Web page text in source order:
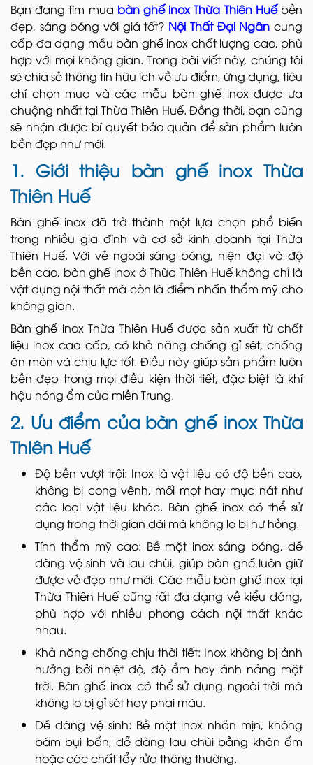
Bạn đang tìm mua bàn ghế inox Thừa Thiên Huếbền
đẹp, sáng bóng với giá tốt? Nội Thất Đại Ngân cung
cấp đa dạng mẫu bàn ghế inox chất lượng cao, phù
hợp với mọi không gian. Trong bài viết này, chúng tôi
sẽ chia sẻ thông tin hữu ích về ưu điểm, ứng dụng, tiêu
chí chọn mua và các mẫu bàn ghế inox được ưa
chuộng nhất tại Thừa Thiên Huế. Đồng thời, bạn cũng
sẽ nhận được bí quyết bảo quản để sản phẩm luôn
bền đẹp như mới.
1. Giới thiệu bàn ghế inox Thừa
Thiên Huế
Bàn ghế inox đã trở thành một lựa chọn phổ biến
trong nhiều gia đình và cơ sở kinh doanh tại Thừa
Thiên Huế. Với vẻ ngoài sáng bóng, hiện đại và độ
bền cao, bàn ghế inox ở Thừa Thiên Huế không chỉ là
vật dụng nội thất mà còn là điểm nhấn thẩm mỹ cho
không gian.
Bàn ghế inox Thừa Thiên Huế được sản xuất từ chất
liệu inox cao cấp, có khả năng chống gỉ sét, chống
ăn mòn và chịu lực tốt. Điều này giúp sản phẩm luôn
bền đẹp trong mọi điều kiện thời tiết, đặc biệt là khí
hậu nóng ẩm của miền Trung.
2. Ưu điểm của bàn ghế inox Thừa
Thiên Huế
Độ bền vượt trội: Inox là vật liệu có độ bền cao,
không bị cong vênh, mối mọt hay mục nát như
các loại vật liệu khác. Bàn ghế inox có thể sử
dụng trong thời gian dài mà không lo bị hư hỏng.
Tính thẩm mỹ cao: Bề mặt inox sáng bóng, dễ
dàng vệ sinh và lau chùi, giúp bàn ghế luôn giữ
được vẻ đẹp như mới. Các mẫu bàn ghế inox tại
Thừa Thiên Huế cũng rất đa dạng về kiểu dáng,
phù hợp với nhiều phong cách nội thất khác
nhau.
Khả năng chống chịu thời tiết: Inox không bị ảnh
hưởng bởi nhiệt độ, độ ẩm hay ánh nắng mặt
trời. Bàn ghế inox có thể sử dụng ngoài trời mà
không lo bị gỉ sét hay phai màu.
Dễ dàng vệ sinh: Bề mặt inox nhẵn mịn, không
bám bụi bẩn, dễ dàng lau chùi bằng khăn ẩm
hoặc các chất tẩy rửa thông thường.